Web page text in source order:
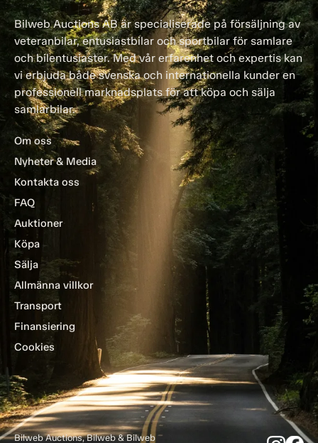
Bilweb Auctions AB är specialiserade på försäljning av
veteranbilar, entusiastbilar och sportbilar för samlare
och bilentusiaster. Med vår erfarenhet och expertis kan
vi erbjuda både svenska och internationella kunder en
professionell marknadsplats för att köpa och sälja
samlarbilar.
Om oss
Nyheter & Media
Kontakta oss
FAQ
Auktioner
Köpa
Sälja
Allmänna villkor
Transport
Finansiering
Cookies
Bilweb Auctions, Bilweb & Bilweb